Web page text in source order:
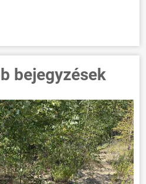
bejegyzések